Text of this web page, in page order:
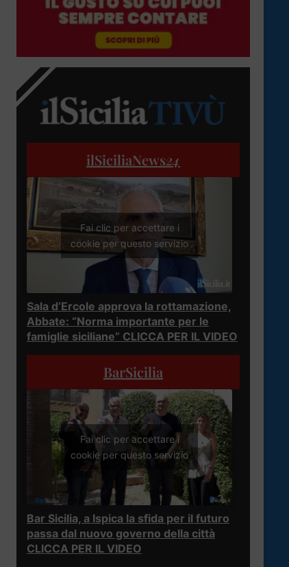
ilSiciliaNews24
Fai clic per accettare i
cookie per questo servizio
Sala d’Ercole approva la rottamazione,
Abbate: “Norma importante per le
famiglie siciliane” CLICCA PER IL VIDEO
BarSicilia
Fai clic per accettare i
cookie per questo servizio
Bar Sicilia, a Ispica la sfida per il futuro
passa dal nuovo governo della città
CLICCA PER IL VIDEO